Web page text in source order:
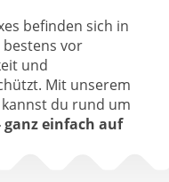
befinden sich in
vor
und
Mit unserem
du rund um
ganz einfach auf